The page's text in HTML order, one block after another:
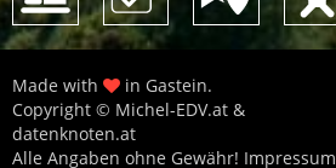
Made with
in Gastein.
Copyright © Michel-EDV.at &
datenknoten.at
Alle Angaben ohne Gewähr! Impressum